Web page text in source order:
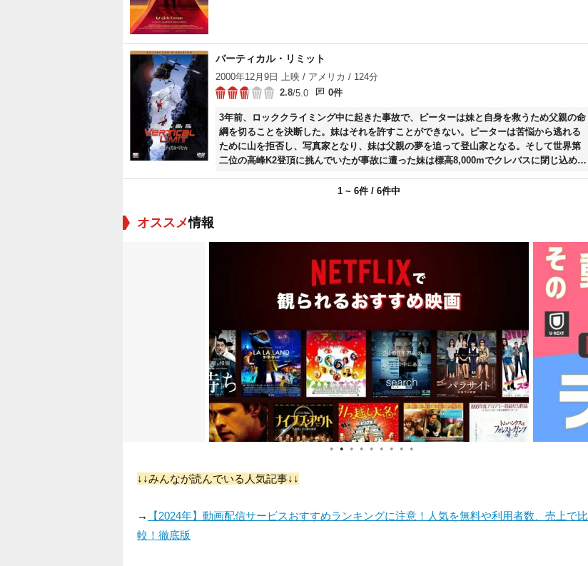
バーティカル・リミット
2000年12月9日 上映 / アメリカ / 124分
2.8/5.0 0件
3年前、ロッククライミング中に起きた事故で、ピーターは妹と自身を救うため父親の命
綱を切ることを決断した。妹はそれを許すことができない。ピーターは苦悩から逃れる
ために山を拒否し、写真家となり、妹は父親の夢を追って登山家となる。そして世界第
二位の高峰K2登頂に挑んでいたが事故に遭った妹は標高8,000mでクレバスに閉じ込めら
1 ~ 6件 / 6件中
オススメ情報
● ● ● ● ● ● ● ● ●
↓↓みんなが読んでいる人気記事↓↓
→
【2024年】動画配信サービスおすすめランキングに注意！人気を無料や利用者数、売上で比
較！徹底版